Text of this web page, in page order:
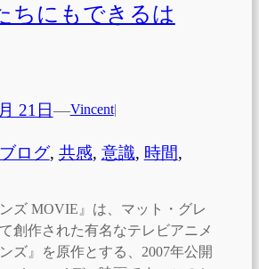
ちにもできるは
21日—Vincent|
ログ, 共感, 意識, 時間
ズ MOVIE』は、マット・グレ
創作された有名なテレビアニメ
ズ』を原作とする、2007年公開